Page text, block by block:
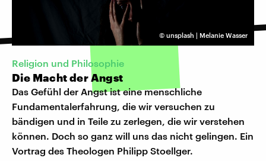
© unsplash | Melanie Wasser
Religion und Philosophie
Die Macht der Angst
Das Gefühl der Angst ist eine menschliche
Fundamentalerfahrung, die wir versuchen zu
bändigen und in Teile zu zerlegen, die wir verstehen
können. Doch so ganz will uns das nicht gelingen. Ein
Vortrag des Theologen Philipp Stoellger.